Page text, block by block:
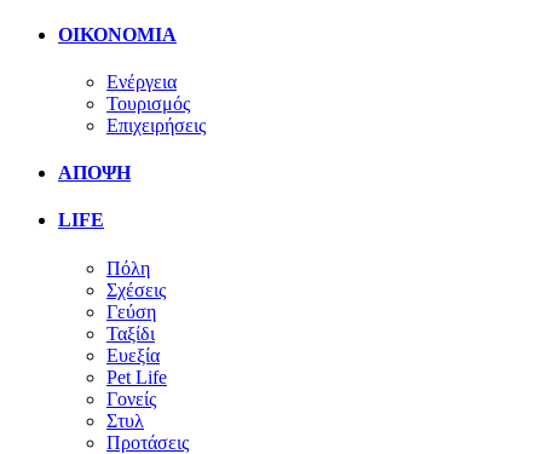
ΟΙΚΟΝΟΜΙΑ
Ενέργεια
Τουρισμός
Επιχειρήσεις
ΑΠΟΨΗ
LIFE
Πόλη
Σχέσεις
Γεύση
Ταξίδι
Ευεξία
Pet Life
Γονείς
Στυλ
Προτάσεις